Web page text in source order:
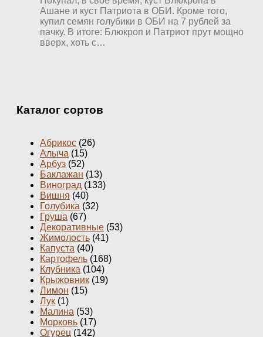
Ашане и куст Патриота в ОБИ. Кроме того,
купил семян голубики в ОБИ на 7 рублей за
пачку. В итоге: Блюкроп и Патриот прут мощно
вверх, хоть с…
Каталог сортов
Абрикос (26)
Алыча (15)
Арбуз (52)
Баклажан (13)
Виноград (133)
Вишня (40)
Голубика (32)
Груша (67)
Декоративные (53)
Жимолость (41)
Капуста (40)
Картофель (168)
Клубника (104)
Крыжовник (19)
Лимон (15)
Лук (1)
Малина (53)
Морковь (17)
Огурец (142)